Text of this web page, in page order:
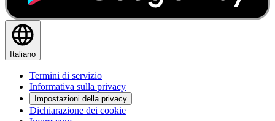
Italiano
Termini di servizio
Informativa sulla privacy
Impostazioni della privacy
Dichiarazione dei cookie